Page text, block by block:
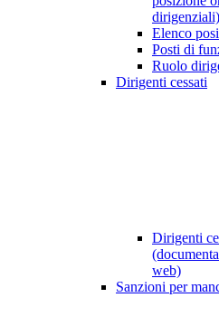
dirigenziali)
Elenco
Posti di
Ruolo
Dirigenti cessati
Dirigenti
web)
Sanzioni per